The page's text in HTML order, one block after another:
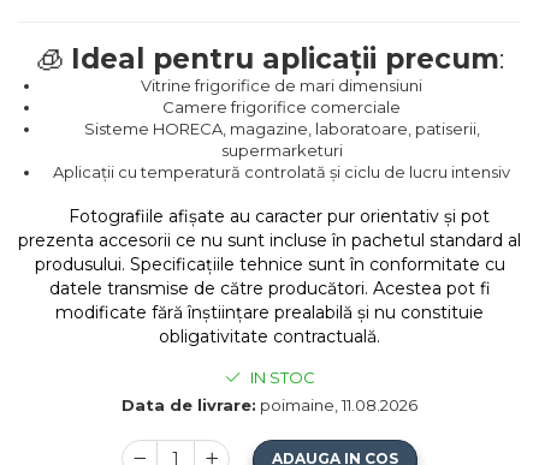
🧊 Ideal pentru aplicații precum:
Vitrine frigorifice de mari dimensiuni
Camere frigorifice comerciale
Sisteme HORECA, magazine, laboratoare, patiserii,
supermarketuri
Aplicații cu temperatură controlată și ciclu de lucru intensiv
Fotografiile afișate au caracter pur orientativ și pot
prezenta accesorii ce nu sunt incluse în pachetul standard al
produsului. Specificațiile tehnice sunt în conformitate cu
datele transmise de către producători. Acestea pot fi
modificate fără înștiințare prealabilă și nu constituie
obligativitate contractuală.
IN STOC
Data de livrare: poimaine, 11.08.2026
ADAUGA IN COS